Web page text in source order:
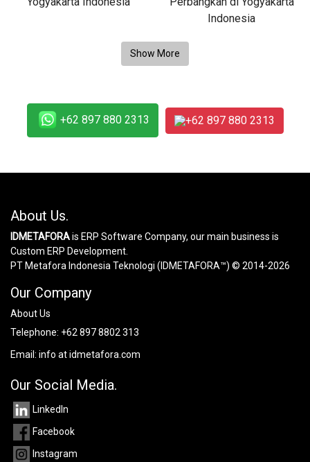
+62 897 880 2313 +62 897 880 2313
About Us.
IDMETAFORAis ERP Software Company, our main business is
Custom ERP Development.
PT Metafora Indonesia Teknologi (IDMETAFORA™) © 2014-2026
Our Company
About Us
Telephone: +62 897 8802 313
Email: info at idmetafora.com
Our Social Media.
LinkedIn
Facebook
Instagram